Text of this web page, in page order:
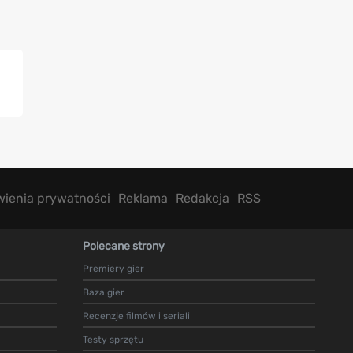
prywatności Reklama Redakcja RSS
Polecane strony
Premiery gier
Baza gier
Recenzje filmów i seriali
Testy sprzętu